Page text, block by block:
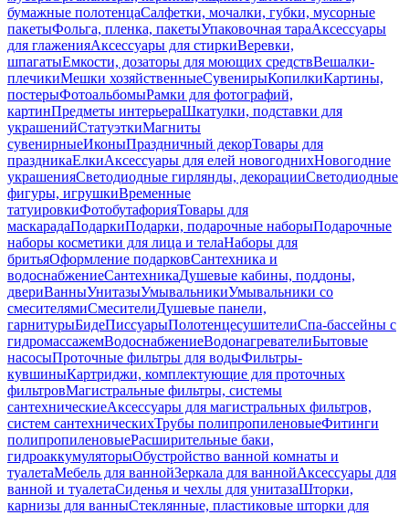
бумажные полотенцаСалфетки, мочалки, губки, мусорные
пакетыФольга, пленка, пакетыУпаковочная тараАксессуары
для глаженияАксессуары для стиркиВеревки,
шпагатыЕмкости, дозаторы для моющих средствВешалки-
плечикиМешки хозяйственныеСувенирыКопилкиКартины,
постерыФотоальбомыРамки для фотографий,
картинПредметы интерьераШкатулки, подставки для
украшенийСтатуэткиМагниты
сувенирныеИконыПраздничный декорТовары для
праздникаЕлкиАксессуары для елей новогоднихНовогодние
украшенияСветодиодные гирлянды, декорацииСветодиодные
фигуры, игрушкиВременные
татуировкиФотобутафорияТовары для
маскарадаПодаркиПодарки, подарочные наборыПодарочные
наборы косметики для лица и телаНаборы для
бритьяОформление подарковСантехника и
водоснабжениеСантехникаДушевые кабины, поддоны,
двериВанныУнитазыУмывальникиУмывальники со
смесителямиСмесителиДушевые панели,
гарнитурыБидеПиссуарыПолотенцесушителиСпа-бассейны с
гидромассажемВодоснабжениеВодонагревателиБытовые
насосыПроточные фильтры для водыФильтры-
кувшиныКартриджи, комплектующие для проточных
фильтровМагистральные фильтры, системы
сантехническиеАксессуары для магистральных фильтров,
систем сантехническихТрубы полипропиленовыеФитинги
полипропиленовыеРасширительные баки,
гидроаккумуляторыОбустройство ванной комнаты и
туалетаМебель для ваннойЗеркала для ваннойАксессуары для
ванной и туалетаСиденья и чехлы для унитазаШторки,
карнизы для ванныСтеклянные, пластиковые шторки для